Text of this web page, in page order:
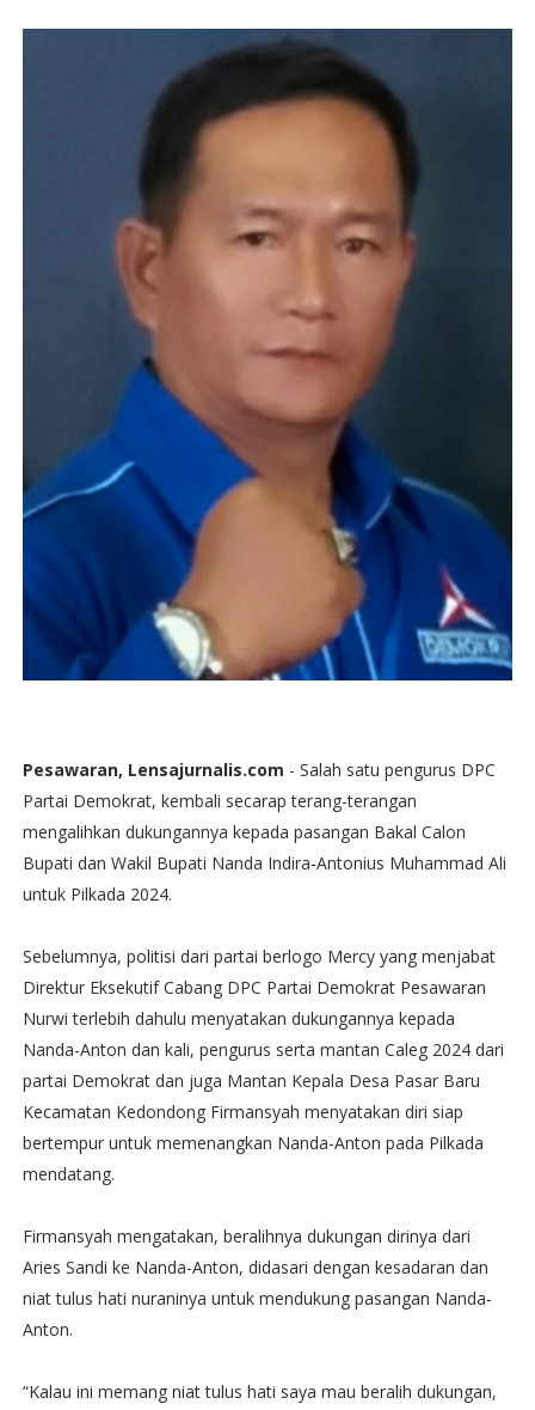
Pesawaran, Lensajurnalis.com - Salah satu pengurus DPC
Partai Demokrat, kembali secarap terang-terangan
mengalihkan dukungannya kepada pasangan Bakal Calon
Bupati dan Wakil Bupati Nanda Indira-Antonius Muhammad Ali
untuk Pilkada 2024.
Sebelumnya, politisi dari partai berlogo Mercy yang menjabat
Direktur Eksekutif Cabang DPC Partai Demokrat Pesawaran
Nurwi terlebih dahulu menyatakan dukungannya kepada
Nanda-Anton dan kali, pengurus serta mantan Caleg 2024 dari
partai Demokrat dan juga Mantan Kepala Desa Pasar Baru
Kecamatan Kedondong Firmansyah menyatakan diri siap
bertempur untuk memenangkan Nanda-Anton pada Pilkada
mendatang.
Firmansyah mengatakan, beralihnya dukungan dirinya dari
Aries Sandi ke Nanda-Anton, didasari dengan kesadaran dan
niat tulus hati nuraninya untuk mendukung pasangan Nanda-
Anton.
“Kalau ini memang niat tulus hati saya mau beralih dukungan,